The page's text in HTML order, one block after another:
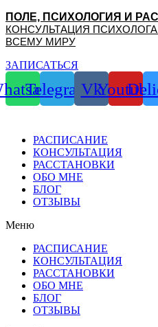
Перейти
к
содержимому
ПОЛЕ, ПСИХОЛОГИЯ И
КОНСУЛЬТАЦИЯ
ВСЕМУ МИРУ
ЗАПИСАТЬСЯ
TelegramVkYoutube
РАСПИСАНИЕ
КОНСУЛЬТАЦИЯ
РАССТАНОВКИ
ОБО МНЕ
БЛОГ
ОТЗЫВЫ
Меню
РАСПИСАНИЕ
КОНСУЛЬТАЦИЯ
РАССТАНОВКИ
ОБО МНЕ
БЛОГ
ОТЗЫВЫ